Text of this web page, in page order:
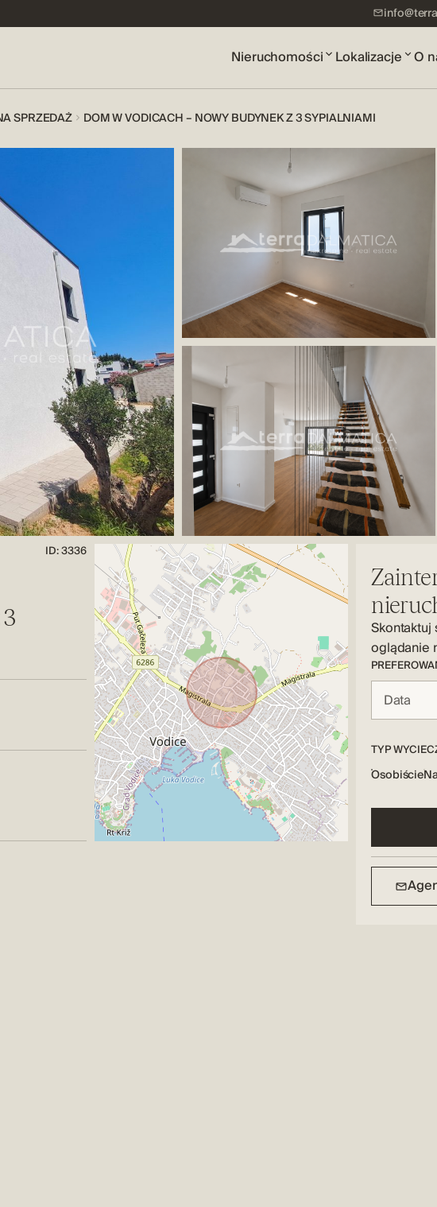
Nieruchomości Lokalizacje O
SPRZEDAŻ DOM W VODICACH – NOWY BUDYNEK Z 3 SYPIALNIAMI
ID: 3336
Skontaktuj
oglądanie
TYP
Osobiście